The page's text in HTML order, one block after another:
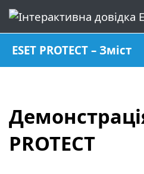
ESET PROTECT – Зміст
PROTECT